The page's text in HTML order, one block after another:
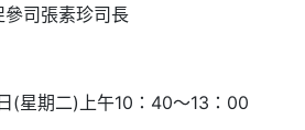
司張素珍司長
(星期二)上午10：40～13：00